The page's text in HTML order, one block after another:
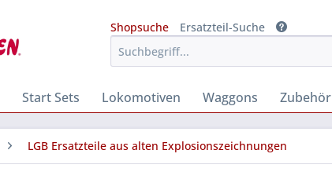
Shopsuche
Ersatzteil-Suche
Start Sets Lokomotiven Waggons Zubehör
LGB Ersatzteile aus alten Explosionszeichnungen